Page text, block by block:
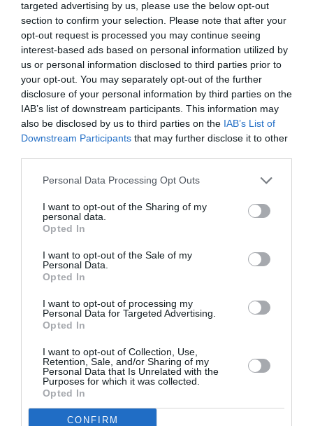
targeted advertising by us, please use the below opt-out
section to confirm your selection. Please note that after your
opt-out request is processed you may continue seeing
interest-based ads based on personal information utilized by
us or personal information disclosed to third parties prior to
your opt-out. You may separately opt-out of the further
disclosure of your personal information by third parties on the
IAB’s list of downstream participants. This information may
also be disclosed by us to third parties on the IAB’s List of
Downstream Participants that may further disclose it to other
Personal Data Processing Opt Outs
I want to opt-out of the Sharing of my
personal data.
Opted In
I want to opt-out of the Sale of my
Personal Data.
Opted In
I want to opt-out of processing my
Personal Data for Targeted Advertising.
Opted In
I want to opt-out of Collection, Use,
Retention, Sale, and/or Sharing of my
Personal Data that Is Unrelated with the
Purposes for which it was collected.
Opted In
CONFIRM
Η τελευταία δεκαετία, όπως είπε, ήταν γεμάτη
προκλήσεις αλλά και εξέλιξη.«Ποτέ δεν
φανταζόμουν ότι θα νιώσω γαλήνη. Αυτή η
δεκαετία με πήγε στα άκρα, αλλά με έφερε και
πιο κοντά στην ειρήνη».
Μάρτιο του 2024 με τη Dove για την καμπάνια
#TheFaceof10
κορίτσια να αποδεχθούν τη φυσική διαδικασία
της ωρίμανσης.
πολύ απορροφημένα με τη φροντίδα του
δέρματος, και είναι καλό αυτό. Όμως, όταν
μιλάμε για αντιγήρανση, δεν νομίζω ότι αυτό
είναι το σωστό μήνυμα—για κανέναν».